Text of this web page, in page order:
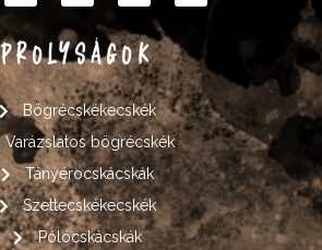
PROLYSÁGOK
Bögrécskékecskék
Varázslatos bögrécskék
Tányérocskácskák
Szettecskékecskék
Pólócskácskák